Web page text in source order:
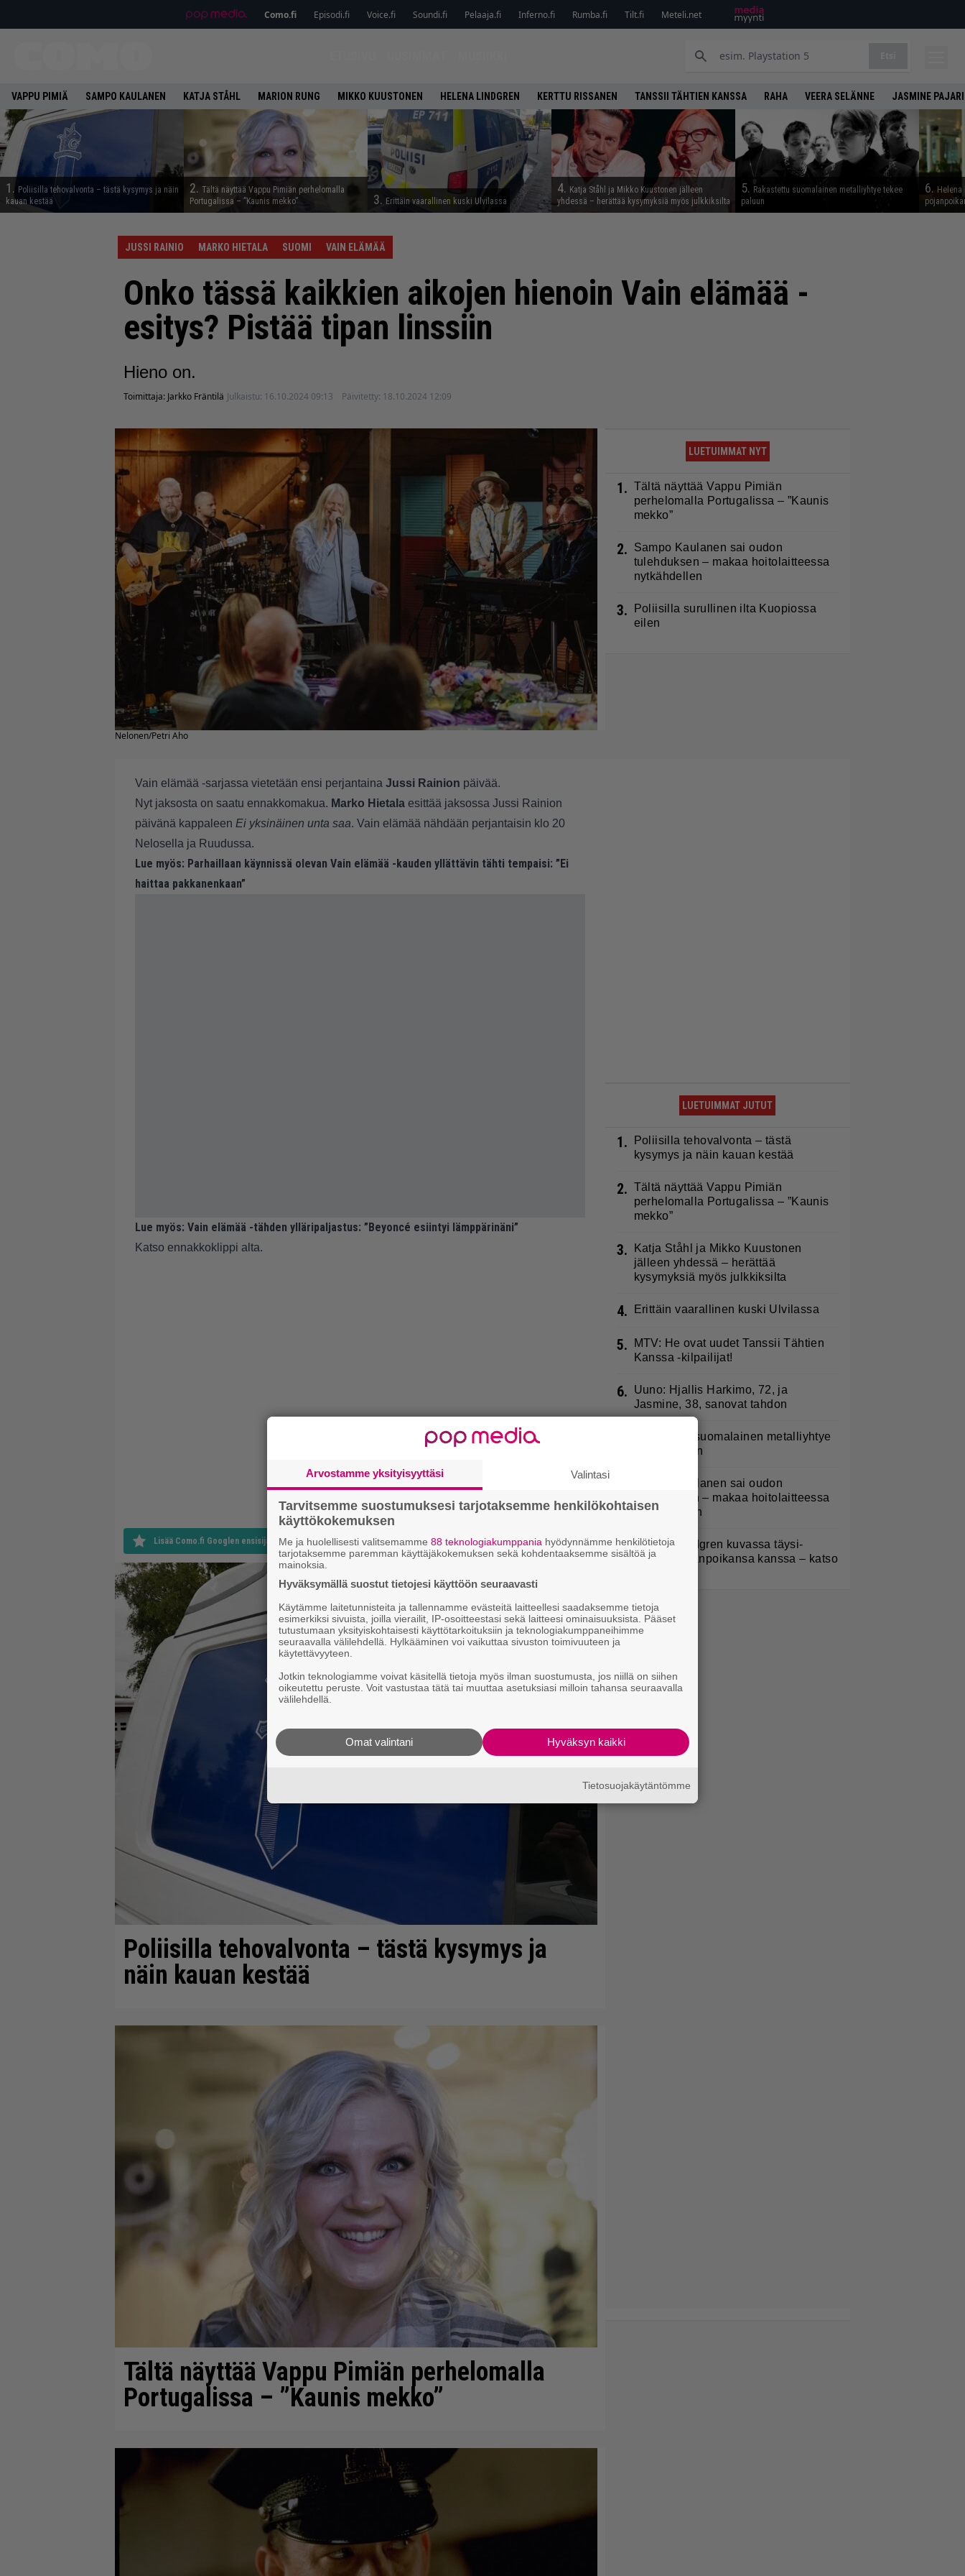
Como.fi Episodi.fi Voice.fi Soundi.fi Pelaaja.fi Inferno.fi Rumba.fi Tilt.fi Meteli.net
VAPPU PIMIÄ SAMPO KAULANEN KATJA STÅHL MARION RUNG MIKKO KUUSTONEN HELENA LINDGREN KERTTU RISSANEN TANSSII TÄHTIEN KANSSA RAHA VEERA SELÄNNE JASMINE PAJARI
1. Poliisilla tehovalvonta – tästä kysymys ja näin
kauan kestää
2. Tältä näyttää Vappu Pimiän perhelomalla
Portugalissa – ”Kaunis mekko”
3. Erittäin vaarallinen kuski Ulvilassa
4. Katja Ståhl ja Mikko Kuustonen jälleen
yhdessä – herättää kysymyksiä myös julkkiksilta
5. Rakastettu suomalainen metalliyhtye tekee
paluun
6.
JUSSI RAINIO MARKO HIETALA SUOMI VAIN ELÄMÄÄ
Onko tässä kaikkien aikojen hienoin Vain elämää -
esitys? Pistää tipan linssiin
Hieno on.
Toimittaja: Jarkko Fräntilä Julkaistu: 16.10.2024 09:13 Päivitetty: 18.10.2024 12:09
Nelonen/Petri Aho
LUETUIMMAT NYT
1. Tältä näyttää Vappu Pimiän
perhelomalla Portugalissa – ”Kaunis
mekko”
2.
Sampo Kaulanen sai oudon
tulehduksen – makaa hoitolaitteessa
nytkähdellen
3.
Poliisilla surullinen ilta Kuopiossa
eilen
Vain elämää -sarjassa vietetään ensi perjantaina Jussi Rainion päivää.
Nyt jaksosta on saatu ennakkomakua. Marko Hietala esittää jaksossa Jussi Rainion
päivänä kappaleen Ei yksinäinen unta saa. Vain elämää nähdään perjantaisin klo 20
Nelosella ja Ruudussa.
Lue myös: Parhaillaan käynnissä olevan Vain elämää -kauden yllättävin tähti tempaisi: ”Ei
haittaa pakkanenkaan”
Lue myös: Vain elämää -tähden ylläripaljastus: ”Beyoncé esiintyi lämppärinäni”
Katso ennakkoklippi alta.
Lisää Como.fi Googlen ensisijaiseksi lähteeksi
Poliisilla tehovalvonta – tästä kysymys ja
näin kauan kestää
Tältä näyttää Vappu Pimiän perhelomalla
Portugalissa – ”Kaunis mekko”
LUETUIMMAT JUTUT
1.
Poliisilla tehovalvonta – tästä
kysymys ja näin kauan kestää
2. Tältä näyttää Vappu Pimiän
perhelomalla Portugalissa – ”Kaunis
mekko”
3.
Katja Ståhl ja Mikko Kuustonen
jälleen yhdessä – herättää
kysymyksiä myös julkkiksilta
4. Erittäin vaarallinen kuski Ulvilassa
5.
MTV: He ovat uudet Tanssii Tähtien
Kanssa -kilpailijat!
6.
Uuno: Hjallis Harkimo, 72, ja
Jasmine, 38, sanovat tahdon
Rakastettu suomalainen metalliyhtye
tekee paluun
Sampo Kaulanen sai oudon
tulehduksen – makaa hoitolaitteessa
nytkähdellen
9. Helena Lindgren kuvassa täysi-
ikäisen pojanpoikansa kanssa – katso
Arvostamme yksityisyyttäsi Valintasi
Tarvitsemme suostumuksesi tarjotaksemme henkilökohtaisen
käyttökokemuksen
Me ja huolellisesti valitsemamme 88 teknologiakumppania hyödynnämme henkilötietoja
tarjotaksemme paremman käyttäjäkokemuksen sekä kohdentaaksemme sisältöä ja
mainoksia.
Hyväksymällä suostut tietojesi käyttöön seuraavasti
Käytämme laitetunnisteita ja tallennamme evästeitä laitteellesi saadaksemme tietoja
esimerkiksi sivuista, joilla vierailit, IP-osoitteestasi sekä laitteesi ominaisuuksista. Pääset
tutustumaan yksityiskohtaisesti käyttötarkoituksiin ja teknologiakumppaneihimme
seuraavalla välilehdellä. Hylkääminen voi vaikuttaa sivuston toimivuuteen ja
käytettävyyteen.
Jotkin teknologiamme voivat käsitellä tietoja myös ilman suostumusta, jos niillä on siihen
oikeutettu peruste. Voit vastustaa tätä tai muuttaa asetuksiasi milloin tahansa seuraavalla
välilehdellä.
Hyväksyn kaikki
Omat valintani
Tietosuojakäytäntömme